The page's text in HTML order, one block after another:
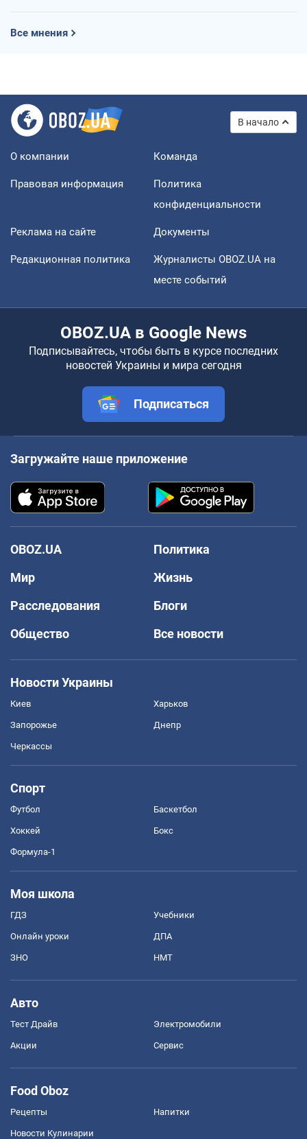
Все мнения
В начало
О компании Команда
Правовая информация
Политика
конфиденциальности
Реклама на сайте Документы
Редакционная политика
Журналисты OBOZ.UA на
месте событий
OBOZ.UA в Google News
Подписывайтесь, чтобы быть в курсе последних
новостей Украины и мира сегодня
Подписаться
Загружайте наше приложение
OBOZ.UA
Политика
Мир
Жизнь
Расследования
Блоги
Общество
Все новости
Новости Украины
Киев Харьков
Запорожье Днепр
Черкассы
Спорт
Футбол Баскетбол
Хоккей Бокс
Формула-1
Моя школа
ГДЗ Учебники
Онлайн уроки ДПА
ЗНО НМТ
Авто
Тест Драйв Электромобили
Акции Сервис
Food Oboz
Рецепты Напитки
Новости Кулинарии